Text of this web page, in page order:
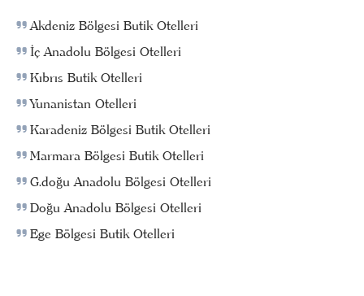
Akdeniz Bölgesi Butik Otelleri
İç Anadolu Bölgesi Otelleri
Kıbrıs Butik Otelleri
Yunanistan Otelleri
Karadeniz Bölgesi Butik Otelleri
Marmara Bölgesi Butik Otelleri
G.doğu Anadolu Bölgesi Otelleri
Doğu Anadolu Bölgesi Otelleri
Ege Bölgesi Butik Otelleri